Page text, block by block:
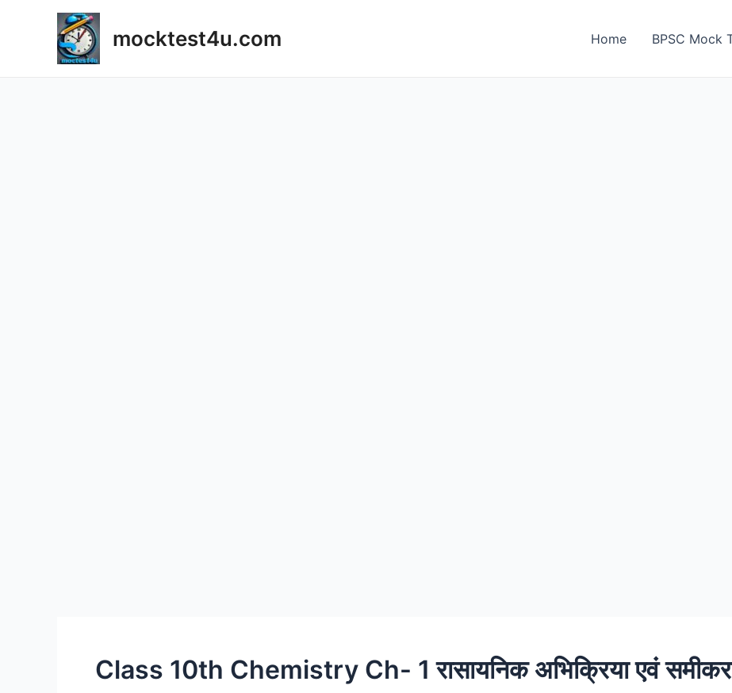
mocktest4u.com Home BPSC Mock
Class 10th Chemistry Ch- 1 रासायनिक अभिक्रिया एवं